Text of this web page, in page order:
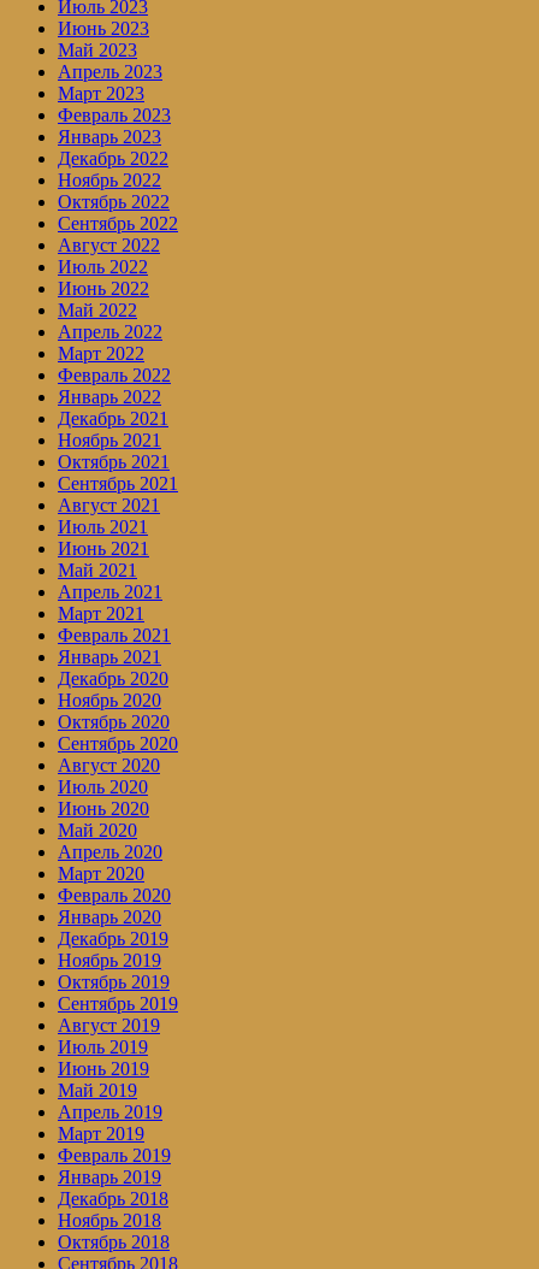
Июль 2023
Июнь 2023
Май 2023
Апрель 2023
Март 2023
Февраль 2023
Январь 2023
Декабрь 2022
Ноябрь 2022
Октябрь 2022
Сентябрь 2022
Август 2022
Июль 2022
Июнь 2022
Май 2022
Апрель 2022
Март 2022
Февраль 2022
Январь 2022
Декабрь 2021
Ноябрь 2021
Октябрь 2021
Сентябрь 2021
Август 2021
Июль 2021
Июнь 2021
Май 2021
Апрель 2021
Март 2021
Февраль 2021
Январь 2021
Декабрь 2020
Ноябрь 2020
Октябрь 2020
Сентябрь 2020
Август 2020
Июль 2020
Июнь 2020
Май 2020
Апрель 2020
Март 2020
Февраль 2020
Январь 2020
Декабрь 2019
Ноябрь 2019
Октябрь 2019
Сентябрь 2019
Август 2019
Июль 2019
Июнь 2019
Май 2019
Апрель 2019
Март 2019
Февраль 2019
Январь 2019
Декабрь 2018
Ноябрь 2018
Октябрь 2018
Сентябрь 2018